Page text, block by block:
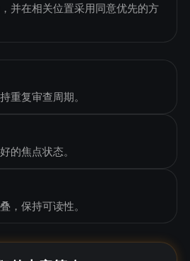
并在相关位置采用同意优先的方
重复审查周期。
的焦点状态。
，保持可读性。